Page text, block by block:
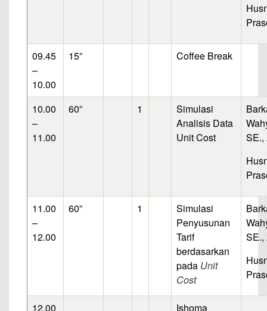
09.45
–
10.00
15” Coffee Break
10.00
–
11.00
60” 1
Simulasi
Analisis Data
Unit Cost
SE.,
11.00
–
12.00
60” 1
Simulasi
Penyusunan
Tarif
berdasarkan
pada Unit
Cost
SE.,
12.00
Ishoma